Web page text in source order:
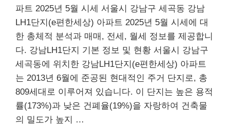
파트 2025년 5월 시세 서울시 강남구 세곡동 강남
LH1단지(e편한세상) 아파트 2025년 5월 시세에 대
한 총체적 분석과 매매, 전세, 월세 정보를 제공합니
다. 강남LH1단지 기본 정보 및 현황 서울시 강남구
세곡동에 위치한 강남LH1단지(e편한세상) 아파트
는 2013년 6월에 준공된 현대적인 주거 단지로, 총
809세대로 이루어져 있습니다. 이 단지는 높은 용적
률(173%)과 낮은 건폐율(19%)을 자랑하여 건축물
의 밀도가 높지 …